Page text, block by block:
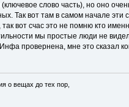
слово часть), но оно
Так вот там в самом начале
вот счас это не помню кто
мы простые люди не
провернена, мне это сказал
о вещах до тех пор,